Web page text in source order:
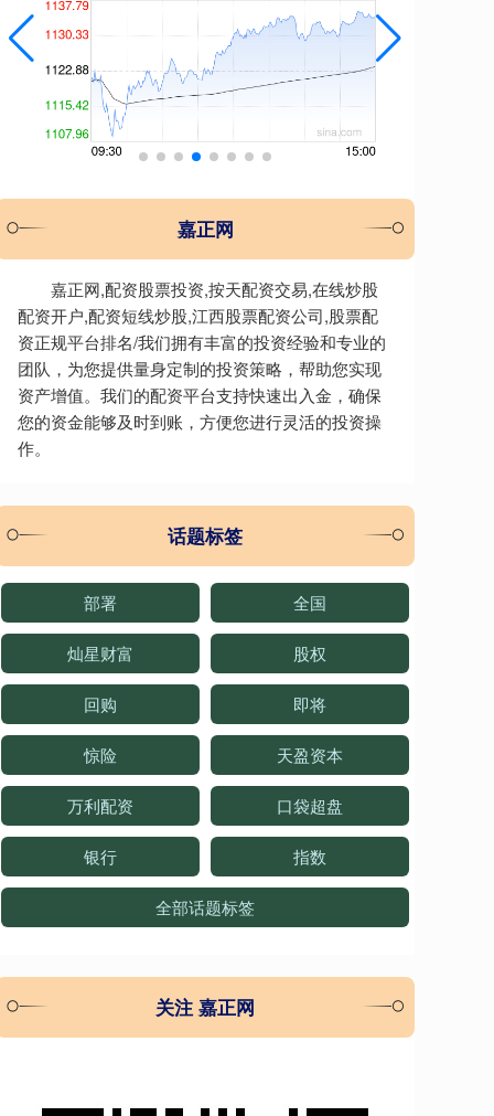
嘉正网
嘉正网,配资股票投资,按天配资交易,在线炒股
配资开户,配资短线炒股,江西股票配资公司,股票配
资正规平台排名/我们拥有丰富的投资经验和专业的
团队，为您提供量身定制的投资策略，帮助您实现
资产增值。我们的配资平台支持快速出入金，确保
您的资金能够及时到账，方便您进行灵活的投资操
作。
话题标签
部署 全国
灿星财富 股权
回购 即将
惊险 天盈资本
万利配资 口袋超盘
银行 指数
全部话题标签
关注 嘉正网